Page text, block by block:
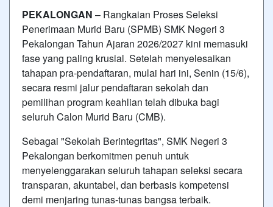
PEKALONGAN – Rangkaian Proses Seleksi
Penerimaan Murid Baru (SPMB) SMK Negeri 3
Pekalongan Tahun Ajaran 2026/2027 kini memasuki
fase yang paling krusial. Setelah menyelesaikan
tahapan pra-pendaftaran, mulai hari ini, Senin (15/6),
secara resmi jalur pendaftaran sekolah dan
pemilihan program keahlian telah dibuka bagi
seluruh Calon Murid Baru (CMB).
Sebagai "Sekolah Berintegritas", SMK Negeri 3
Pekalongan berkomitmen penuh untuk
menyelenggarakan seluruh tahapan seleksi secara
transparan, akuntabel, dan berbasis kompetensi
demi menjaring tunas-tunas bangsa terbaik.